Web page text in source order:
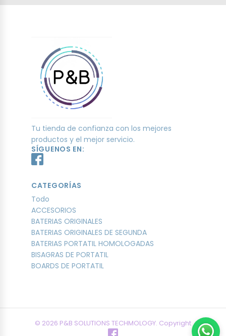
Tu tienda de confianza con los mejores
productos y el mejor servicio.
SÍGUENOS EN:
CATEGORÍAS
Todo
ACCESORIOS
BATERIAS ORIGINALES
BATERIAS ORIGINALES DE SEGUNDA
BATERIAS PORTATIL HOMOLOGADAS
BISAGRAS DE PORTATIL
BOARDS DE PORTATIL
© 2026 P&B SOLUTIONS TECHMOLOGY. Copyright